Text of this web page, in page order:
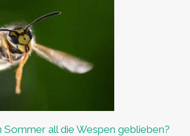
Sommer all die Wespen geblieben?